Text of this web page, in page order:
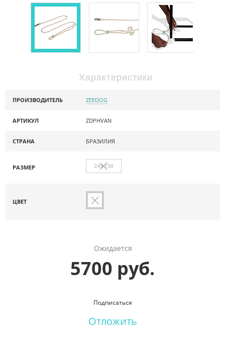
Характеристики
ПРОИЗВОДИТЕЛЬ ZEEDOG
АРТИКУЛ ZDPHVAN
СТРАНА БРАЗИЛИЯ
РАЗМЕР 240 СМ
ЦВЕТ
Ожидается
5700 руб.
Подписаться
Отложить